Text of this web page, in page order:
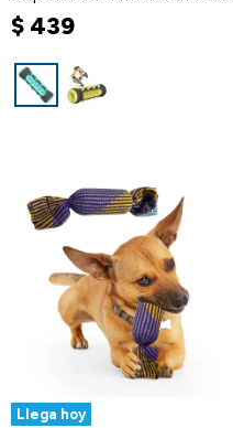
Sarro
$ 439
Llega hoy